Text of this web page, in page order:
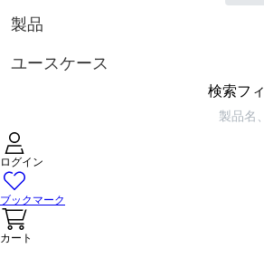
製品
ユースケース
検索フ
ログイン
ブックマーク
カート